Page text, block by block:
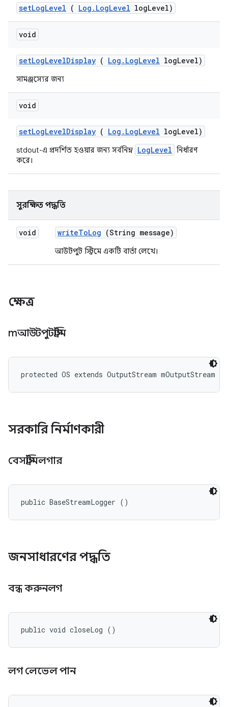
setLogLevel ( Log . LogLevel logLevel)
void
setLogLevelDisplay ( Log . LogLevel logLevel)
সামঞ্জস্যের জন্য
void
setLogLevelDisplay ( Log . LogLevel logLevel)
stdout-এ প্রদর্শিত হওয়ার জন্য সর্বনিম্ন LogLevel নির্ধারণ
করে।
সুরক্ষিত পদ্ধতি
void writeToLog (String message)
আউটপুট স্ট্রিমে একটি বার্তা লেখে।
ক্ষেত্র
mআউটপুটস্ট্রিম
protected OS extends OutputStream mOutputStream
সরকারি নির্মাণকারী
বেসস্ট্রিমলগার
public BaseStreamLogger ()
জনসাধারণের পদ্ধতি
বন্ধ করুনলগ
public void closeLog ()
লগ লেভেল পান